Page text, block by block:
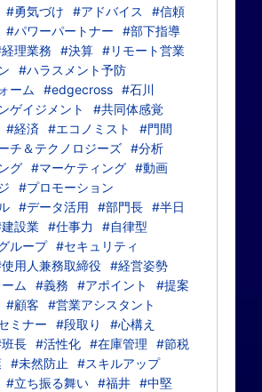
#勇気づけ #アドバイス
#信頼
#パワーパートナー
#部下指導
理業務 #決算 #リモート営業
#ハラスメント予防
ーム
#edgecross #石川
ゲイジメント
#共同体感覚
#経済 #エコノミスト
#門間
チ＆テクノロジーズ #分析
グ #マーケティング #動画
#プロモーション
#データ活用 #部門長 #半日
設業 #仕事力
#自律型
ループ #セキュリティ
用人兼務取締役 #経営姿勢
ム #義務 #アポイント
#提案
#顧客
#営業アシスタント
ミナー
#段取り
#心構え
長 #活性化 #在庫管理
#節税
#未然防止
#スキルアップ
#立ち振る舞い #福井 #中堅